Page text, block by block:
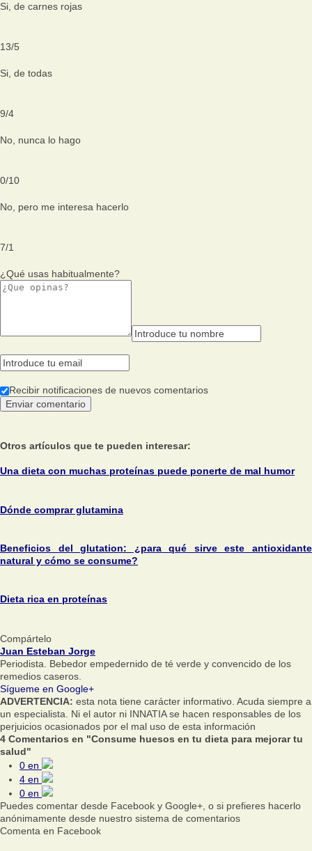
Si, de carnes rojas
13/5
Si, de todas
9/4
No, nunca lo hago
0/10
No, pero me interesa hacerlo
7/1
¿Qué usas habitualmente?
Recibir notificaciones de nuevos comentarios
Otros artículos que te pueden interesar:
Una dieta con muchas proteínas puede ponerte de mal humor
Dónde comprar glutamina
Beneficios del glutation: ¿para qué sirve este antioxidante
natural y cómo se consume?
Dieta rica en proteínas
Compártelo
Juan Esteban Jorge
Periodista. Bebedor empedernido de té verde y convencido de los
remedios caseros.
Sígueme en Google+
ADVERTENCIA: esta nota tiene carácter informativo. Acuda siempre a
un especialista. Ni el autor ni INNATIA se hacen responsables de los
perjuicios ocasionados por el mal uso de esta información
4 Comentarios en "Consume huesos en tu dieta para mejorar tu
salud"
0 en
4 en
0 en
Puedes comentar desde Facebook y Google+, o si prefieres hacerlo
anónimamente desde nuestro sistema de comentarios
Comenta en Facebook